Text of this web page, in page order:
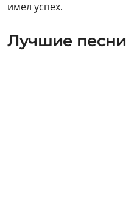
имел успех.
Лучшие песни